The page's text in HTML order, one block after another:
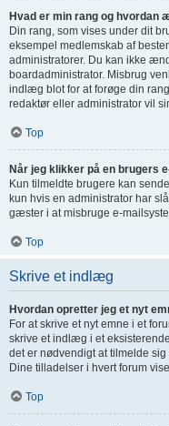
Hvad er min rang og hvordan
Din rang, som vises under dit
eksempel medlemskab af
administratorer. Du kan ikke
boardadministrator. Misbrug
indlæg blot for at forøge din
redaktør eller administrator vil
Top
Når jeg klikker på en brugers
Kun tilmeldte brugere kan
kun hvis en administrator har
gæster i at misbruge e-
Top
Skrive et indlæg
Hvordan opretter jeg et nyt
For at skrive et nyt emne i et
skrive et indlæg i et
det er nødvendigt at tilmelde
Dine tilladelser i hvert forum
Top